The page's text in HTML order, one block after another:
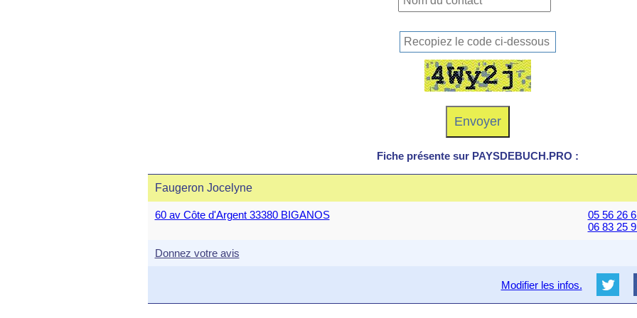
Fiche présente sur PAYSDEBUCH.PRO :
Faugeron Jocelyne
60 av Côte d'Argent 33380 BIGANOS
05 56 26
06 83 25
Donnez votre avis
Modifier les infos.